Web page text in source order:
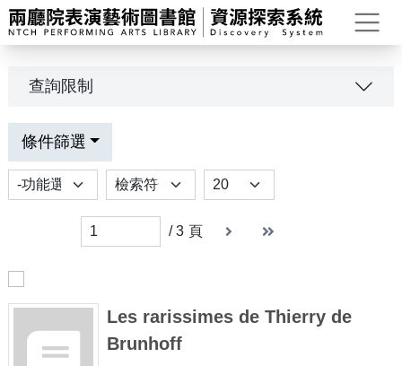
打
查詢限制
條件篩選
功能選項 排序 Results per page
/ 3 頁 下一頁 末頁
Les rarissimes de Thierry de
Brunhoff